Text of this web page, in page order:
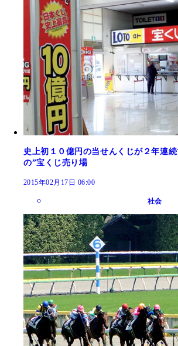
史上初１０億円の当せんくじが２年連
の”宝くじ売り場
2015年02月17日 06:00
社会